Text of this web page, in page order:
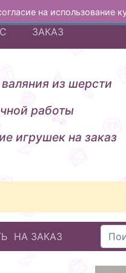
на
ИЗГОТОВЛЕНИЕ
ЗАКАЗ
из шерсти
работы
игрушек на заказ
НА ЗАКАЗ